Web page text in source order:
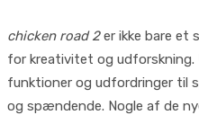
chicken road 2er ikke bare et
for kreativitet og udforskning.
funktioner og udfordringer til
og spændende. Nogle af de